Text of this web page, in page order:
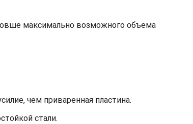
максимально возможного объема
чем приваренная пластина.
стали.